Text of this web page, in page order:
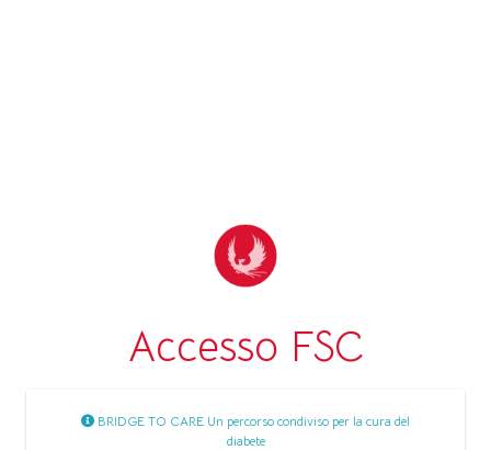
Accesso FSC
BRIDGE TO CARE Un percorso condiviso per la cura del
diabete